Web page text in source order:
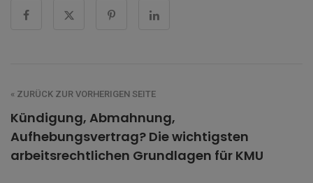
« ZURÜCK ZUR VORHERIGEN SEITE
Kündigung, Abmahnung,
Aufhebungsvertrag? Die wichtigsten
arbeitsrechtlichen Grundlagen für KMU